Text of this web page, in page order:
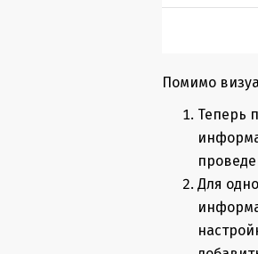
Помимо
Теперь
Для